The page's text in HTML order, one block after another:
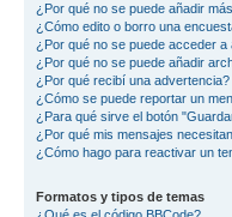
¿Por qué no se puede añadir
¿Cómo edito o borro una
¿Por qué no se puede acceder a
¿Por qué no se puede añadir
¿Por qué recibí una advertencia?
¿Cómo se puede reportar un
¿Para qué sirve el botón
¿Por qué mis mensajes
¿Cómo hago para reactivar un
Formatos y tipos de temas